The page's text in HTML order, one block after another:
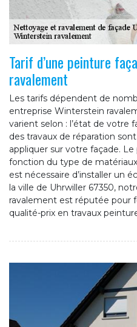
Tarif d’une peinture
ravalement
Les tarifs dépendent de
entreprise Winterstein
varient selon : l’état de votre
des travaux de réparation
appliquer sur votre façade.
fonction du type de
est nécessaire d’installer un
la ville de Uhrwiller 67350,
ravalement est réputée pour
qualité-prix en travaux